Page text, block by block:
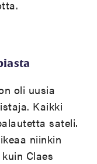
oli uusia
Kaikki
sateli.
niinkin
Claes